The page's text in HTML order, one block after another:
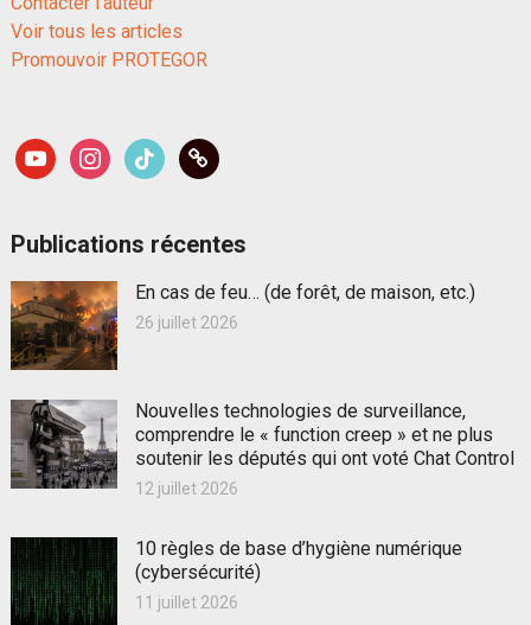
Voir tous les articles
Promouvoir PROTEGOR
youtubeinstagram
tiktok link
Publications récentes
En cas de feu… (de forêt, de maison, etc.)
26 juillet 2026
Nouvelles technologies de surveillance,
comprendre le « function creep » et ne plus
soutenir les députés qui ont voté Chat Control
12 juillet 2026
10 règles de base d’hygiène numérique
(cybersécurité)
11 juillet 2026